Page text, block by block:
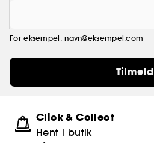
For eksempel: navn@eksempel.com
Tilmeld
Click & Collect
Hent i butik